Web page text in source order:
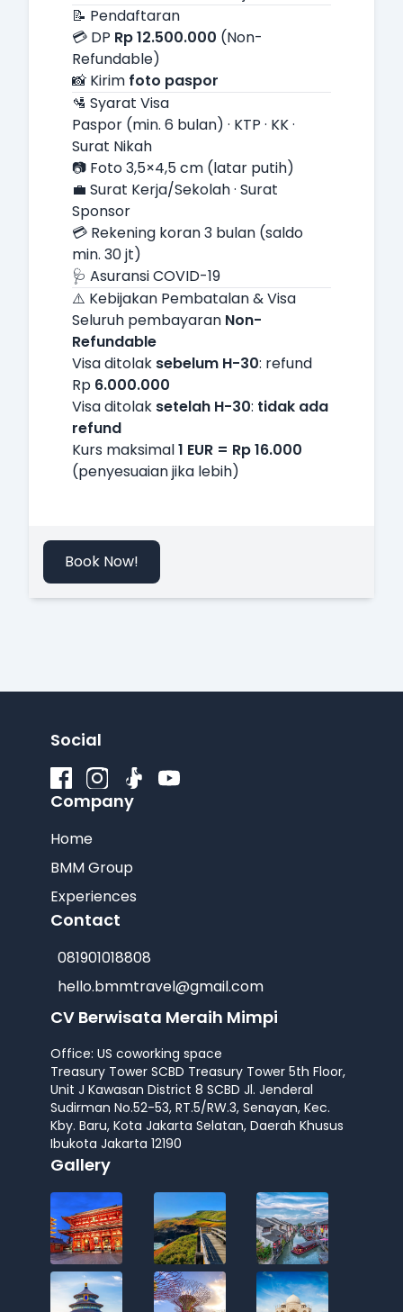
📝 Pendaftaran
💳 DP Rp 12.500.000 (Non-
Refundable)
📸 Kirim foto paspor
🛂 Syarat Visa
Paspor (min. 6 bulan) · KTP · KK ·
Surat Nikah
📷 Foto 3,5×4,5 cm (latar putih)
💼 Surat Kerja/Sekolah · Surat
Sponsor
💳 Rekening koran 3 bulan (saldo
min. 30 jt)
🩺 Asuransi COVID-19
⚠️ Kebijakan Pembatalan & Visa
Seluruh pembayaran Non-
Refundable
Visa ditolak sebelum H-30: refund
Rp 6.000.000
Visa ditolak setelah H-30: tidak ada
refund
Kurs maksimal1 EUR = Rp 16.000
(penyesuaian jika lebih)
Book Now!
Social
Company
Home
BMM Group
Experiences
Contact
081901018808
hello.bmmtravel@gmail.com
CV Berwisata Meraih Mimpi
Office: US coworking space
Treasury Tower SCBD Treasury Tower 5th Floor,
Unit J Kawasan District 8 SCBD Jl. Jenderal
Sudirman No.52-53, RT.5/RW.3, Senayan, Kec.
Kby. Baru, Kota Jakarta Selatan, Daerah Khusus
Ibukota Jakarta 12190
Gallery